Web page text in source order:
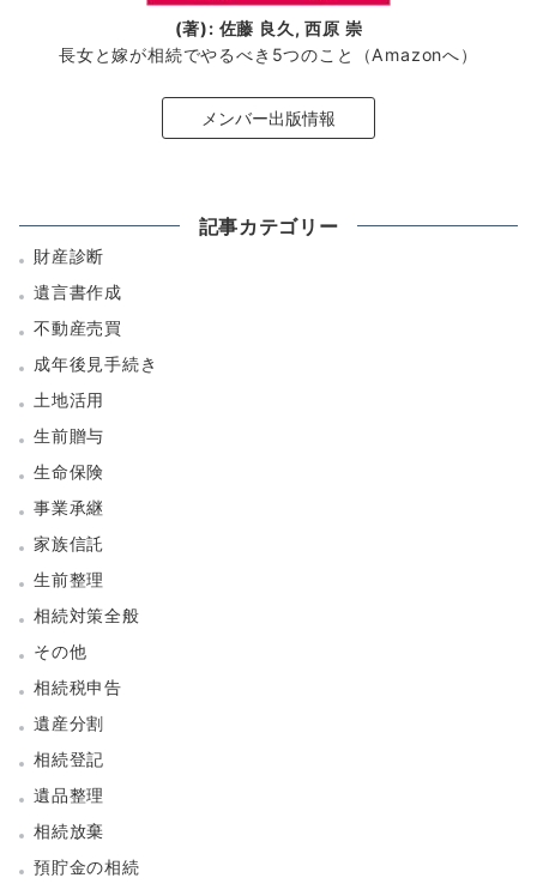
(著): 佐藤 良久, 西原 崇
長女と嫁が相続でやるべき5つのこと（Amazonへ）
メンバー出版情報
記事カテゴリー
財産診断
遺言書作成
不動産売買
成年後見手続き
土地活用
生前贈与
生命保険
事業承継
家族信託
生前整理
相続対策全般
その他
相続税申告
遺産分割
相続登記
遺品整理
相続放棄
預貯金の相続